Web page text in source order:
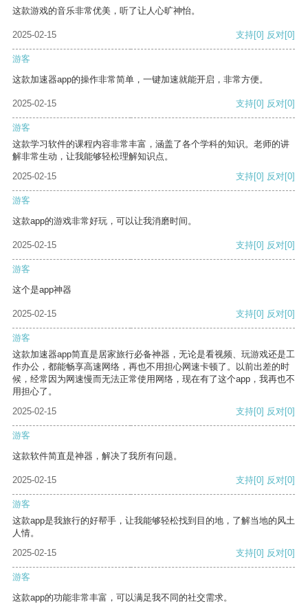
这款游戏的音乐非常优美，听了让人心旷神怡。
2025-02-15 支持[0] 反对[0]
游客
这款加速器app的操作非常简单，一键加速就能开启，非常方便。
2025-02-15 支持[0] 反对[0]
游客
这款学习软件的课程内容非常丰富，涵盖了各个学科的知识。老师的讲
解非常生动，让我能够轻松理解知识点。
2025-02-15
支持[0] 反对[0]
游客
这款app的游戏非常好玩，可以让我消磨时间。
2025-02-15 支持[0] 反对[0]
游客
这个是app神器
2025-02-15 支持[0] 反对[0]
游客
这款加速器app简直是居家旅行必备神器，无论是看视频、玩游戏还是工
作办公，都能畅享高速网络，再也不用担心网速卡顿了。以前出差的时
候，经常因为网速慢而无法正常使用网络，现在有了这个app，我再也不
用担心了。
2025-02-15
支持[0] 反对[0]
游客
这款软件简直是神器，解决了我所有问题。
2025-02-15 支持[0] 反对[0]
游客
这款app是我旅行的好帮手，让我能够轻松找到目的地，了解当地的风土
人情。
2025-02-15
支持[0] 反对[0]
游客
这款app的功能非常丰富，可以满足我不同的社交需求。